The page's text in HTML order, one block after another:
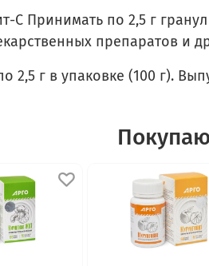
С Принимать по 2,5 г
препаратов и
2,5 г в упаковке (100 г).